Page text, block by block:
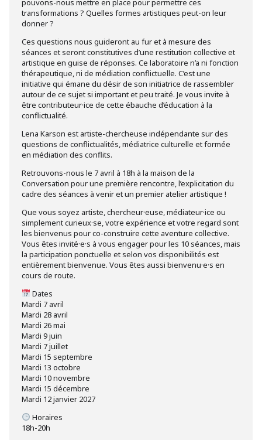
pouvons-nous mettre en place pour permettre ces
transformations ? Quelles formes artistiques peut-on leur
donner ?
Ces questions nous guideront au fur et à mesure des
séances et seront constitutives d’une restitution collective et
artistique en guise de réponses. Ce laboratoire n’a ni fonction
thérapeutique, ni de médiation conflictuelle. C’est une
initiative qui émane du désir de son initiatrice de rassembler
autour de ce sujet si important et peu traité. Je vous invite à
être contributeur·ice de cette ébauche d’éducation à la
conflictualité.
Lena Karson est artiste-chercheuse indépendante sur des
questions de conflictualités, médiatrice culturelle et formée
en médiation des conflits.
Retrouvons-nous le 7 avril à 18h à la maison de la
Conversation pour une première rencontre, l’explicitation du
cadre des séances à venir et un premier atelier artistique !
Que vous soyez artiste, chercheur·euse, médiateur·ice ou
simplement curieux·se, votre expérience et votre regard sont
les bienvenus pour co-construire cette aventure collective.
Vous êtes invité·e·s à vous engager pour les 10 séances, mais
la participation ponctuelle et selon vos disponibilités est
entièrement bienvenue. Vous êtes aussi bienvenu·e·s en
cours de route.
Dates
Mardi 7 avril
Mardi 28 avril
Mardi 26 mai
Mardi 9 juin
Mardi 7 juillet
Mardi 15 septembre
Mardi 13 octobre
Mardi 10 novembre
Mardi 15 décembre
Mardi 12 janvier 2027
Horaires
18h-20h